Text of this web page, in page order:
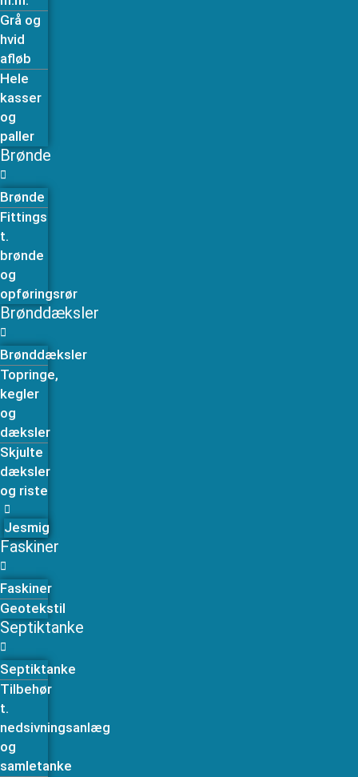
Grå og
hvid
afløb
Hele
kasser
og
paller
Brønde
Brønde
Fittings
t.
brønde
og
opføringsrør
Brønddæksler
Brønddæksler
Topringe,
kegler
og
dæksler
Skjulte
dæksler
og riste
Jesmig
Faskiner
Faskiner
Geotekstil
Septiktanke
Septiktanke
Tilbehør
t.
nedsivningsanlæg
og
samletanke